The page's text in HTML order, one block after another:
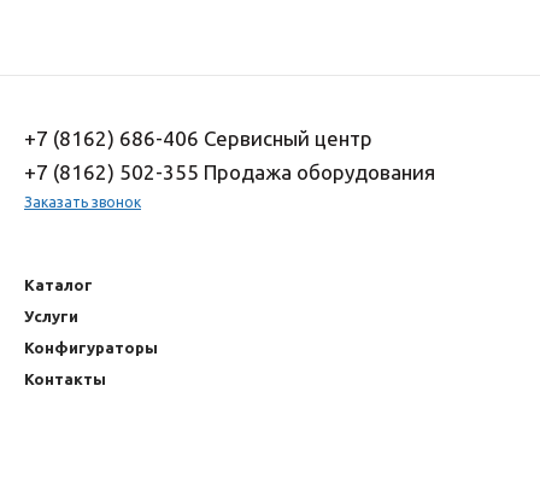
+7 (8162) 686-406 Сервисный центр
+7 (8162) 502-355 Продажа оборудования
Заказать звонок
Каталог
Услуги
Конфигураторы
Контакты